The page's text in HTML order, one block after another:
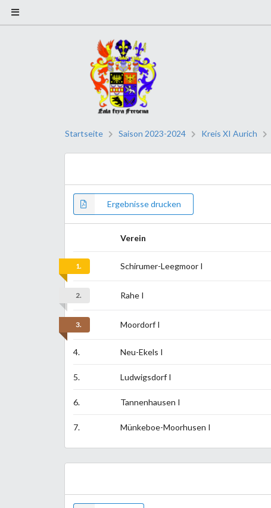
Startseite Saison 2023-2024 Kreis XI Aurich
Ergebnisse drucken
Verein
1. Schirumer-Leegmoor I
2. Rahe I
3. Moordorf I
4. Neu-Ekels I
5. Ludwigsdorf I
6. Tannenhausen I
7. Münkeboe-Moorhusen I